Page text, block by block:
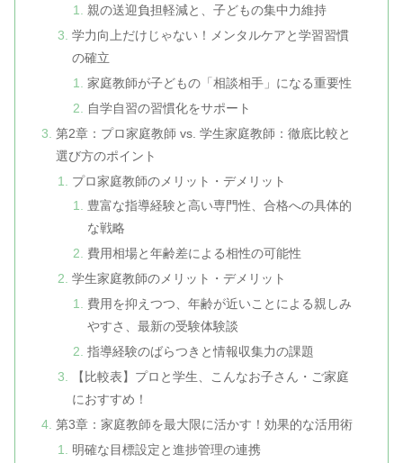
親の送迎負担軽減と、子どもの集中力維持
学力向上だけじゃない！メンタルケアと学習習慣
の確立
家庭教師が子どもの「相談相手」になる重要性
自学自習の習慣化をサポート
第2章：プロ家庭教師 vs. 学生家庭教師：徹底比較と
選び方のポイント
プロ家庭教師のメリット・デメリット
豊富な指導経験と高い専門性、合格への具体的
な戦略
費用相場と年齢差による相性の可能性
学生家庭教師のメリット・デメリット
費用を抑えつつ、年齢が近いことによる親しみ
やすさ、最新の受験体験談
指導経験のばらつきと情報収集力の課題
【比較表】プロと学生、こんなお子さん・ご家庭
におすすめ！
第3章：家庭教師を最大限に活かす！効果的な活用術
明確な目標設定と進捗管理の連携